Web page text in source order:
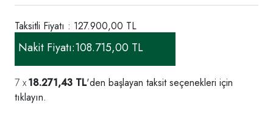
Taksitli Fiyatı : 127.900,00 TL
Nakit Fiyatı:108.715,00 TL
18.271,43 TL'den başlayan taksit seçenekleri için
tıklayın.